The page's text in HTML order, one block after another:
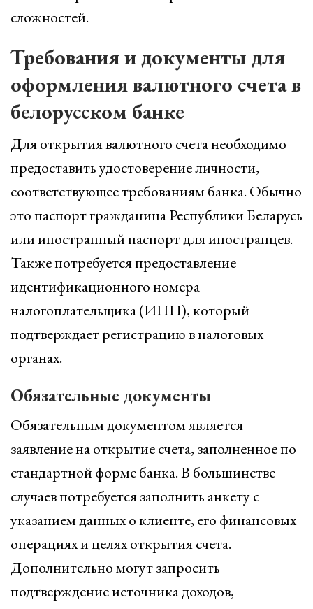
сложностей.
Требования и документы для
оформления валютного счета в
белорусском банке
Для открытия валютного счета необходимо
предоставить удостоверение личности,
соответствующее требованиям банка. Обычно
это паспорт гражданина Республики Беларусь
или иностранный паспорт для иностранцев.
Также потребуется предоставление
идентификационного номера
налогоплательщика (ИПН), который
подтверждает регистрацию в налоговых
органах.
Обязательные документы
Обязательным документом является
заявление на открытие счета, заполненное по
стандартной форме банка. В большинстве
случаев потребуется заполнить анкету с
указанием данных о клиенте, его финансовых
операциях и целях открытия счета.
Дополнительно могут запросить
подтверждение источника доходов,